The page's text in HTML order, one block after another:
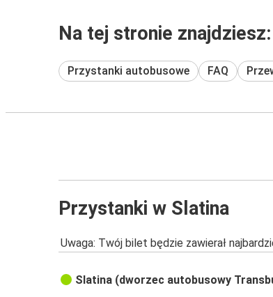
Na tej stronie znajdziesz:
Przystanki autobusowe FAQ
Przystanki w Slatina
Uwaga: Twój bilet będzie zawierał
Slatina (dworzec autobusowy